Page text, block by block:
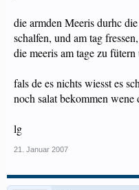
die armden Meeris durhc
schalfen, und am tag
die meeris am tage zu
fals de es nichts wiesst es
noch salat bekommen
lg
21. Januar 2007